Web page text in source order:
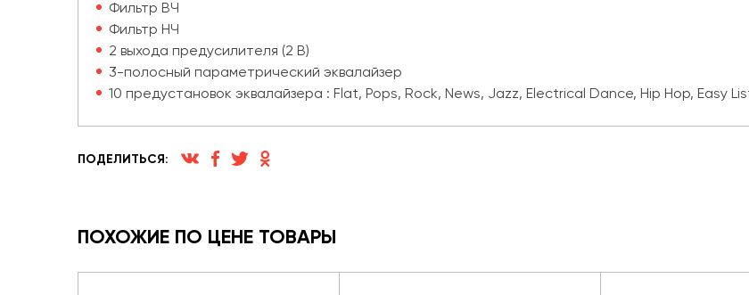
Фильтр ВЧ
Фильтр НЧ
2 выхода предусилителя (2 В)
3-полосный параметрический эквалайзер
10 предустановок эквалайзера : Flat, Pops, Rock, News, Jazz, Electrical Dance, Hip Hop, Easy
ПОДЕЛИТЬСЯ:
ПОХОЖИЕ ПО ЦЕНЕ ТОВАРЫ